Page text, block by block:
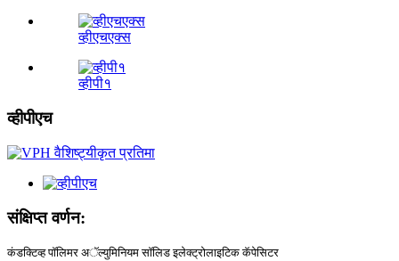
व्हीएचएक्स
व्हीपी१
व्हीपीएच
संक्षिप्त वर्णन:
कंडक्टिव्ह पॉलिमर अॅल्युमिनियम सॉलिड इलेक्ट्रोलाइटिक कॅपेसिटर